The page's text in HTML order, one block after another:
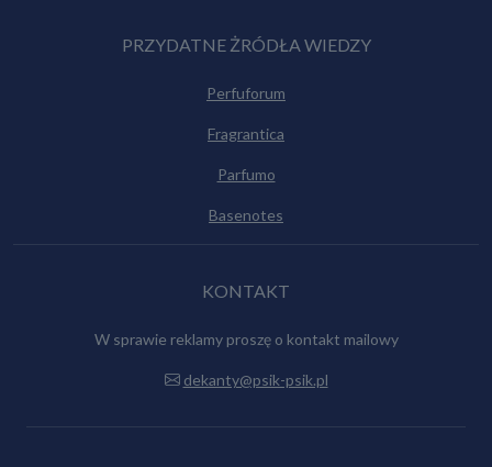
PRZYDATNE ŻRÓDŁA WIEDZY
Perfuforum
Fragrantica
Parfumo
Basenotes
KONTAKT
W sprawie reklamy proszę o kontakt mailowy
dekanty@psik-psik.pl